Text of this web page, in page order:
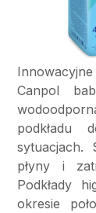
Canpol
podkładu
sytuacjach.
płyny i
Podkłady
okresie